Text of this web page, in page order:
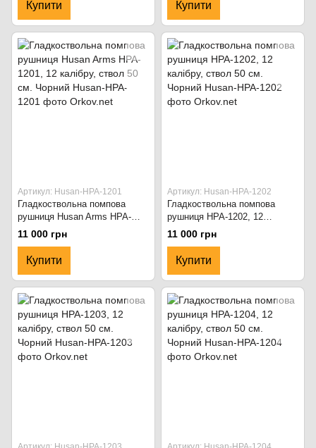
Купити Купити
Артикул: Husan-HPA-1201
Гладкоствольна помпова
рушниця Husan Arms HPA-
1201, 12 калібру, ствол 50 см.
11 000 грн
Купити
Артикул: Husan-HPA-1202
Гладкоствольна помпова
рушниця HPA-1202, 12
калібру, ствол 50 см. Чорний
11 000 грн
Купити